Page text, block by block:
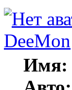
DeeMon
Имя: